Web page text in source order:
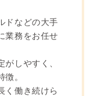
ドなどの大手
業務をお任せ
がしやすく、
。
く働き続けら